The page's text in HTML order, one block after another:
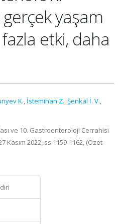
yaşam
etki, daha
K., İstemihan Z.,Şenkal İ. V.,
ve 10. Gastroenteroloji Cerrahisi
Kasım 2022, ss.1159-1162, (Özet